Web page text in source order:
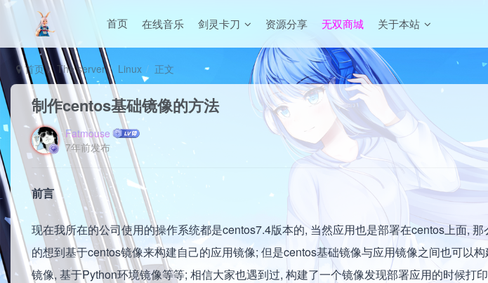
首页 在线音乐 剑灵卡刀 资源分享 无双商城 关于本站
首页 The server Linux 正文
制作centos基础镜像的方法
Fatmouse
7年前发布
前言
现在我所在的公司使用的操作系统都是centos7.4版本的, 当然应用也是部署在centos上面,
的想到基于centos镜像来构建自己的应用镜像; 但是centos基础镜像与应用镜像之间也可以
镜像, 基于Python环境镜像等等; 相信大家也遇到过, 构建了一个镜像发现部署应用的时候打